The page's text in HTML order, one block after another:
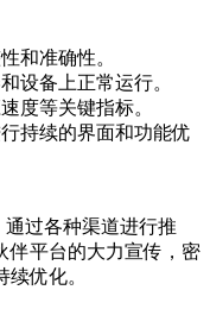
和准确性。
设备上正常运行。
度等关键指标。
持续的界面和功能优
过各种渠道进行推
伴平台的大力宣传，密
优化。